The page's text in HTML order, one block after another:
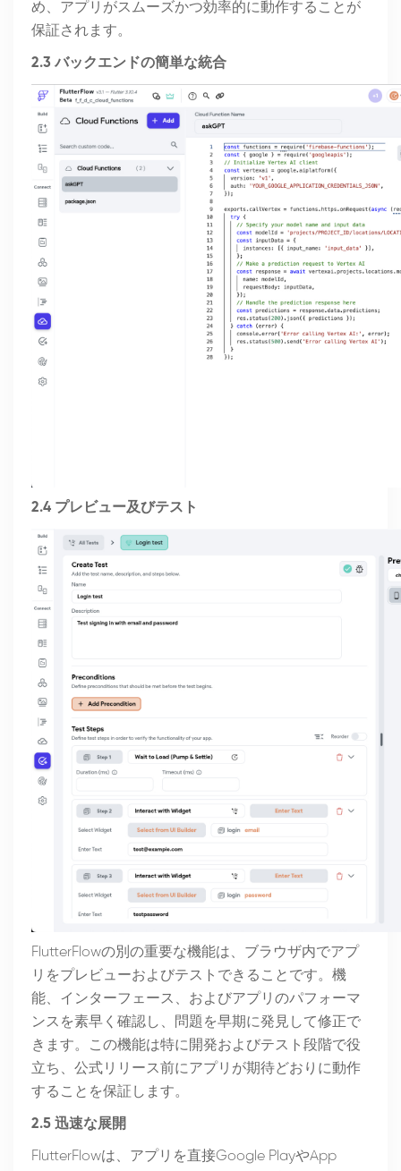
め、アプリがスムーズかつ効率的に動作することが
保証されます。
2.3 バックエンドの簡単な統合
2.4 プレビュー及びテスト
FlutterFlowの別の重要な機能は、ブラウザ内でアプ
リをプレビューおよびテストできることです。機
能、インターフェース、およびアプリのパフォーマ
ンスを素早く確認し、問題を早期に発見して修正で
きます。この機能は特に開発およびテスト段階で役
立ち、公式リリース前にアプリが期待どおりに動作
することを保証します。
2.5 迅速な展開
FlutterFlowは、アプリを直接Google PlayやApp